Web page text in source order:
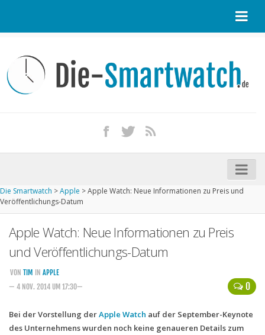
Kontakt / Tipp geben
Impressum
iPhone kaufen
Startseite
Kommende Smartwatches
Handytarife
Smartphonetarife
Die Smartwatch >Apple >Apple Watch: Neue Informationen zu Preis und
Veröffentlichungs-Datum
Apple Watch: Neue Informationen zu Preis
und Veröffentlichungs-Datum
0
VON TIM IN APPLE
— 4 NOV. 2014 UM 17:30—
Bei der Vorstellung derApple Watch auf der September-Keynote
des Unternehmens wurden noch keine genaueren Details zum